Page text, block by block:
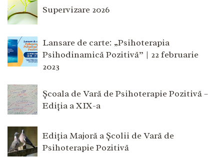
Supervizare 2026
Lansare de carte: „Psihoterapia
Psihodinamică Pozitivă” | 22 februarie
2023
Școala de Vară de Psihoterapie Pozitivă –
Ediția a XIX-a
Ediția Majoră a Școlii de Vară de
Psihoterapie Pozitivă